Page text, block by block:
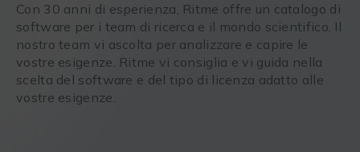
Con 30 anni di esperienza, Ritme offre un catalogo di
software per i team di ricerca e il mondo scientifico. Il
nostro team vi ascolta per analizzare e capire le
vostre esigenze. Ritme vi consiglia e vi guida nella
scelta del software e del tipo di licenza adatto alle
vostre esigenze.